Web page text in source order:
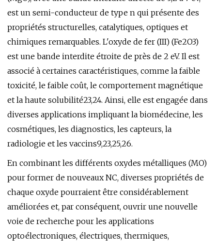
est un semi-conducteur de type n qui présente des
propriétés structurelles, catalytiques, optiques et
chimiques remarquables. L'oxyde de fer (III) (Fe2O3)
est une bande interdite étroite de près de 2 eV. Il est
associé à certaines caractéristiques, comme la faible
toxicité, le faible coût, le comportement magnétique
et la haute solubilité23,24. Ainsi, elle est engagée dans
diverses applications impliquant la biomédecine, les
cosmétiques, les diagnostics, les capteurs, la
radiologie et les vaccins9,23,25,26.
En combinant les différents oxydes métalliques (MO)
pour former de nouveaux NC, diverses propriétés de
chaque oxyde pourraient être considérablement
améliorées et, par conséquent, ouvrir une nouvelle
voie de recherche pour les applications
optoélectroniques, électriques, thermiques,